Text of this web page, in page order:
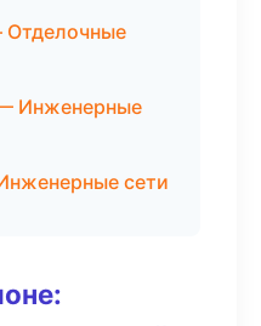
Инженерные
сети